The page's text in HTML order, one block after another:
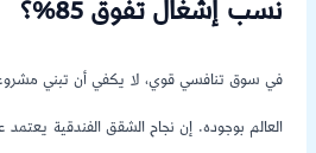
نسب إشغال تفوق 85%؟
في سوق تنافسي قوي، لا يكفي أن تبني
العالم بوجوده. إن نجاح الشقق الفندقية